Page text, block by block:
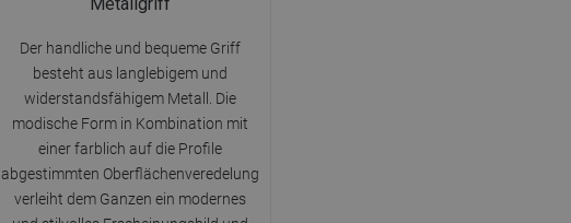
Der handliche und bequeme Griff
besteht aus langlebigem und
widerstandsfähigem Metall. Die
modische Form in Kombination mit
einer farblich auf die Profile
abgestimmten Oberflächenveredelung
verleiht dem Ganzen ein modernes
SWEDISH
FINNISH
PORTUGUESE
CROATIAN
GREEK